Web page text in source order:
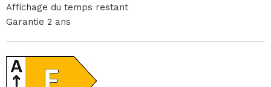
Affichage du temps restant
Garantie 2 ans